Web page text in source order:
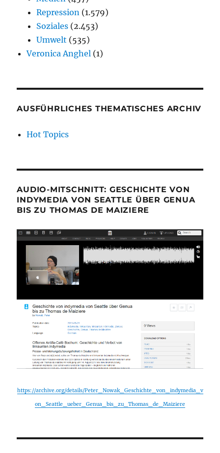
Repression (1.579)
Soziales (2.453)
Umwelt (535)
Veronica Anghel (1)
AUSFÜHRLICHES THEMATISCHES ARCHIV
Hot Topics
AUDIO-MITSCHNITT: GESCHICHTE VON
INDYMEDIA VON SEATTLE ÜBER GENUA
BIS ZU THOMAS DE MAIZIERE
https://archive.org/details/Peter_Nowak_Geschichte_von_indymedia_v
on_Seattle_ueber_Genua_bis_zu_Thomas_de_Maiziere